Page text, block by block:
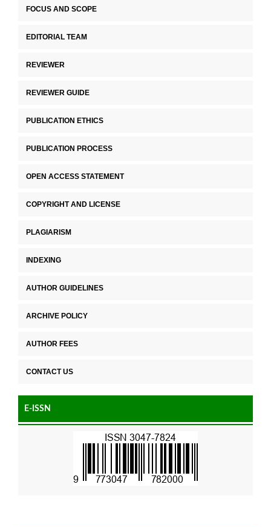
FOCUS AND SCOPE
EDITORIAL TEAM
REVIEWER
REVIEWER GUIDE
PUBLICATION ETHICS
PUBLICATION PROCESS
OPEN ACCESS STATEMENT
COPYRIGHT AND LICENSE
PLAGIARISM
INDEXING
AUTHOR GUIDELINES
ARCHIVE POLICY
AUTHOR FEES
CONTACT US
E-ISSN